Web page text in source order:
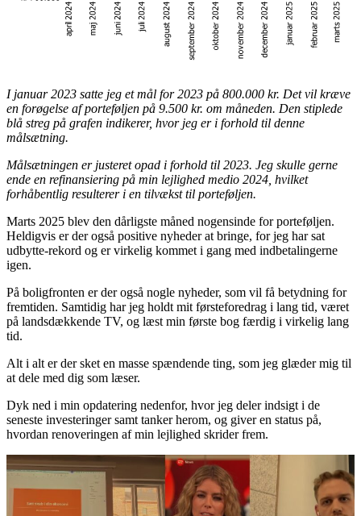
I januar 2023 satte jeg et mål for 2023 på 800.000 kr. Det vil kræve
en forøgelse af porteføljen på 9.500 kr. om måneden. Den stiplede
blå streg på grafen indikerer, hvor jeg er i forhold til denne
målsætning.
Målsætningen er justeret opad i forhold til 2023. Jeg skulle gerne
ende en refinansiering på min lejlighed medio 2024, hvilket
forhåbentlig resulterer i en tilvækst til porteføljen.
Marts 2025 blev den dårligste måned nogensinde for porteføljen.
Heldigvis er der også positive nyheder at bringe, for jeg har sat
udbytte-rekord og er virkelig kommet i gang med indbetalingerne
igen.
På boligfronten er der også nogle nyheder, som vil få betydning for
fremtiden. Samtidig har jeg holdt mit førsteforedrag i lang tid, været
på landsdækkende TV, og læst min første bog færdig i virkelig lang
tid.
Alt i alt er der sket en masse spændende ting, som jeg glæder mig til
at dele med dig som læser.
Dyk ned i min opdatering nedenfor, hvor jeg deler indsigt i de
seneste investeringer samt tanker herom, og giver en status på,
hvordan renoveringen af min lejlighed skrider frem.